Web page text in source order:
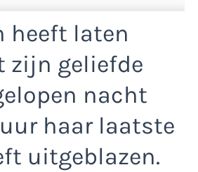
heeft laten
zijn geliefde
nacht
haar laatste
uitgeblazen.